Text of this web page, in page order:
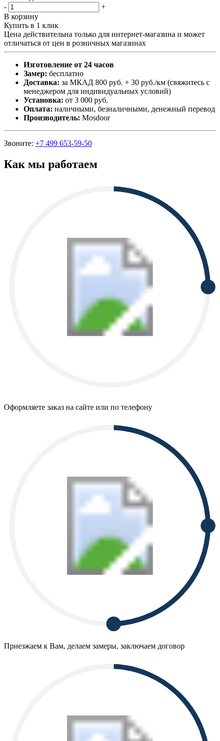
-
+
В корзину
Купить в 1 клик
Цена действительна только для интернет-магазина и может
отличаться от цен в розничных магазинах
Изготовление от 24 часов
Замер: бесплатно
Доставка: за МКАД 800 руб. + 30 руб./км (свяжитесь с
менеджером для индивидуальных условий)
Установка: от 3 000 руб.
Оплата: наличными, безналичными, денежный перевод
Производитель: Mosdoor
Звоните: +7 499 653-59-50
Как мы работаем
Оформляете заказ на сайте или по телефону
Приезжаем к Вам, делаем замеры, заключаем договор